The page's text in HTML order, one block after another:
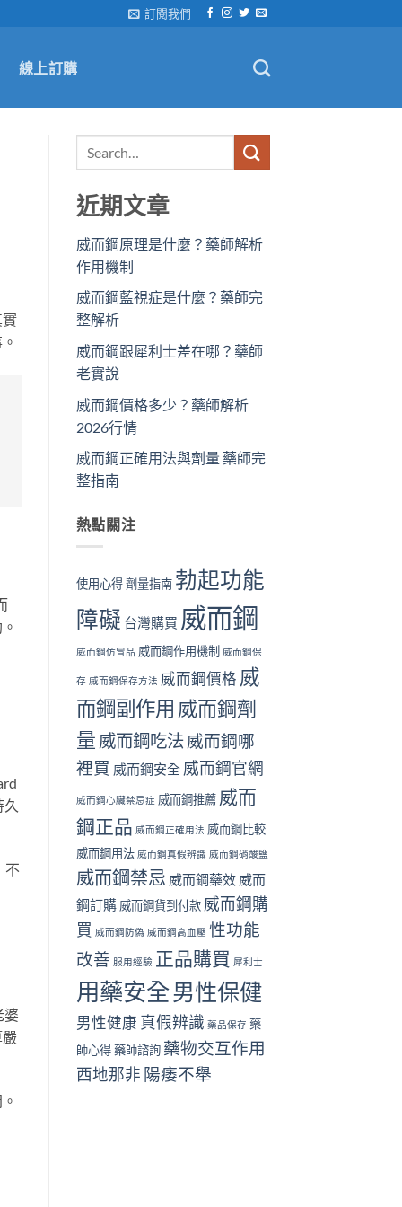
訂閱我們
線上訂購
實
不
婆
近期文章
威而鋼原理是什麼？藥師解析
作用機制
威而鋼藍視症是什麼？藥師完
整解析
威而鋼跟犀利士差在哪？藥師
老實說
威而鋼價格多少？藥師解析
2026行情
威而鋼正確用法與劑量 藥師完
整指南
熱點關注
使用心得 劑量指南 勃起功能
障礙 台灣購買 威而鋼
威而鋼仿冒品 威而鋼作用機制 威而鋼保
存 威而鋼保存方法 威而鋼價格 威
而鋼副作用 威而鋼劑
量 威而鋼吃法 威而鋼哪
裡買 威而鋼安全 威而鋼官網
威而鋼心臟禁忌症 威而鋼推薦 威而
鋼正品 威而鋼正確用法 威而鋼比較
威而鋼用法 威而鋼真假辨識 威而鋼硝酸鹽
威而鋼禁忌 威而鋼藥效 威而
鋼訂購 威而鋼貨到付款 威而鋼購
買 威而鋼防偽 威而鋼高血壓 性功能
改善 服用經驗 正品購買 犀利士
用藥安全男性保健
男性健康 真假辨識 藥品保存 藥
師心得 藥師諮詢 藥物交互作用
西地那非 陽痿不舉